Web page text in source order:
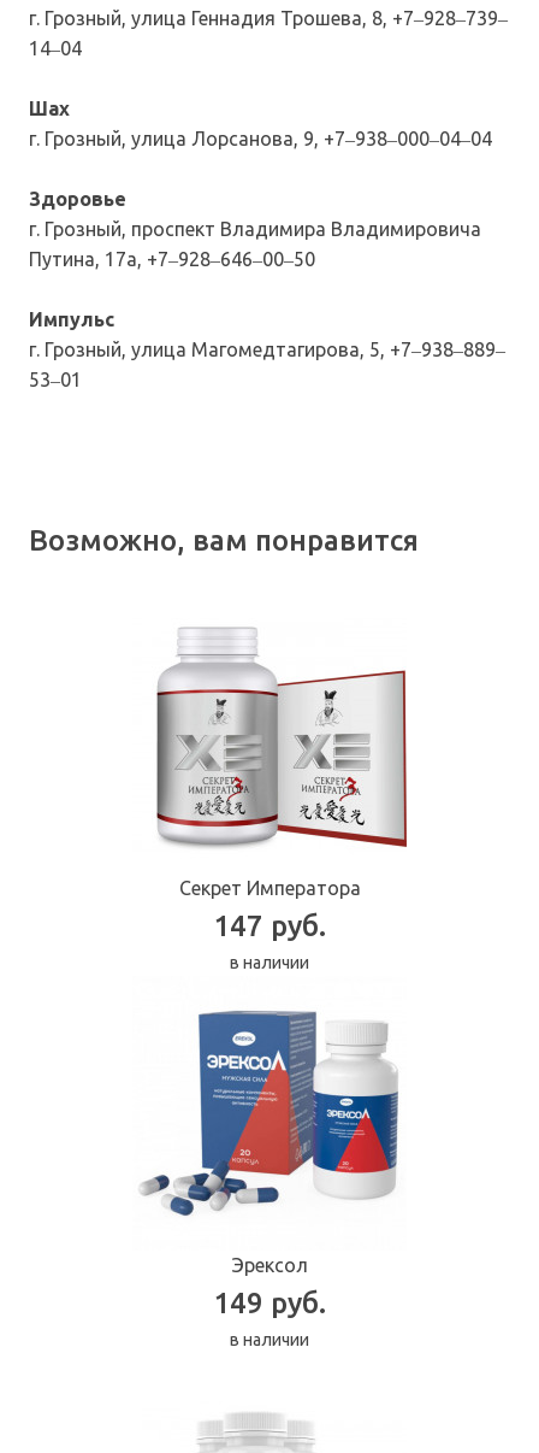
г. Грозный, улица Геннадия Трошева, 8, +7‒928‒739‒
14‒04
Шах
г. Грозный, улица Лорсанова, 9, +7‒938‒000‒04‒04
Здоровье
г. Грозный, проспект Владимира Владимировича
Путина, 17а, +7‒928‒646‒00‒50
Импульс
г. Грозный, улица Магомедтагирова, 5, +7‒938‒889‒
53‒01
Возможно, вам понравится
Секрет Императора
147 руб.
в наличии
Эрексол
149 руб.
в наличии